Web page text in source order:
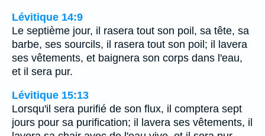
Lévitique 14:9
Le septième jour, il rasera tout son poil, sa tête, sa
barbe, ses sourcils, il rasera tout son poil; il lavera
ses vêtements, et baignera son corps dans l'eau,
et il sera pur.
Lévitique 15:13
Lorsqu'il sera purifié de son flux, il comptera sept
jours pour sa purification; il lavera ses vêtements, il